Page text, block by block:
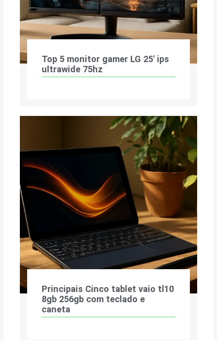
Top 5 monitor gamer LG 25′ ips
ultrawide 75hz
Principais Cinco tablet vaio tl10
8gb 256gb com teclado e
caneta